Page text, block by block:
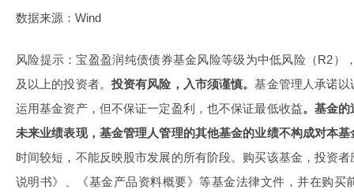
数据来源：Wind
风险提示：宝盈盈润纯债债券基金风险等级为中低风险（R2）
及以上的投资者。 投资有风险，入市须谨慎。基金管理人承诺
运用基金资产，但不保证一定盈利，也不保证最低收益。基金
未来业绩表现，基金管理人管理的其他基金的业绩不构成对本
时间较短，不能反映股市发展的所有阶段。购买该基金，投资
说明书》、《基金产品资料概要》等基金法律文件，并在购买